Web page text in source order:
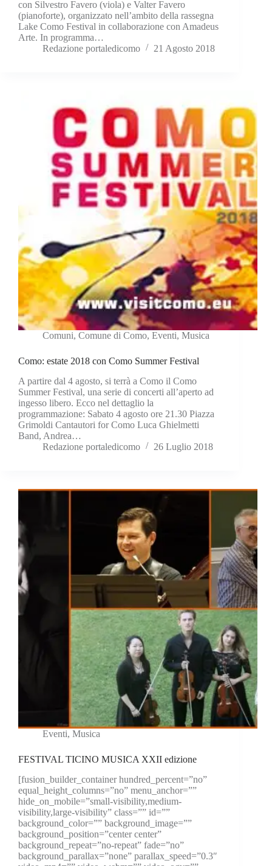
con Silvestro Favero (viola) e Valter Favero
(pianoforte), organizzato nell’ambito della rassegna
Lake Como Festival in collaborazione con Amadeus
Arte. In programma…
Redazione portaledicomo
21 Agosto 2018
Comuni, Comune di Como, Eventi, Musica
Como: estate 2018 con Como Summer Festival
A partire dal 4 agosto, si terrà a Como il Como
Summer Festival, una serie di concerti all’aperto ad
ingesso libero. Ecco nel dettaglio la
programmazione: Sabato 4 agosto ore 21.30 Piazza
Grimoldi Cantautori for Como Luca Ghielmetti
Band, Andrea…
Redazione portaledicomo
26 Luglio 2018
Eventi, Musica
FESTIVAL TICINO MUSICA XXII edizione
[fusion_builder_container hundred_percent=”no”
equal_height_columns=”no” menu_anchor=””
hide_on_mobile=”small-visibility,medium-
visibility,large-visibility” class=”” id=””
background_color=”” background_image=””
background_position=”center center”
background_repeat=”no-repeat” fade=”no”
background_parallax=”none” parallax_speed=”0.3″